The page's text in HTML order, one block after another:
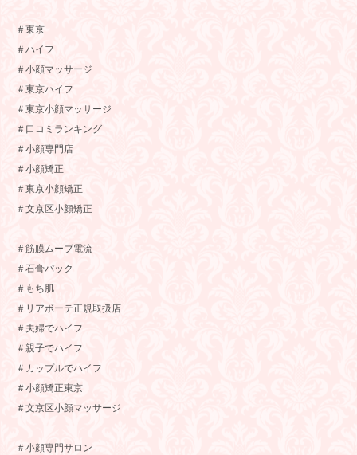
＃東京
＃ハイフ
＃小顔マッサージ
＃東京ハイフ
＃東京小顔マッサージ
＃口コミランキング
＃小顔専門店
＃小顔矯正
＃東京小顔矯正
＃文京区小顔矯正
＃筋膜ムーブ電流
＃石膏パック
＃もち肌
＃リアボーテ正規取扱店
＃夫婦でハイフ
＃親子でハイフ
＃カップルでハイフ
＃小顔矯正東京
＃文京区小顔マッサージ
＃小顔専門サロン